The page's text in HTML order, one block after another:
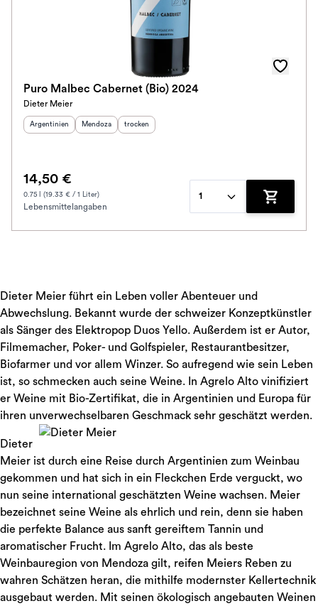
Puro Malbec Cabernet (Bio) 2024
Dieter Meier
Herkunftsland
Argentinien Herkunftsregion:
Mendoza Geschmack
trocken
14,50 €
0.75 l (19.33 € / 1 Liter)
Lebensmittelangaben
1
Zum
Dieter Meier führt ein Leben voller Abenteuer und
Abwechslung. Bekannt wurde der schweizer Konzeptkünstler
als Sänger des Elektropop Duos Yello. Außerdem ist er Autor,
Filmemacher, Poker- und Golfspieler, Restaurantbesitzer,
Biofarmer und vor allem Winzer. So aufregend wie sein Leben
ist, so schmecken auch seine Weine. In Agrelo Alto vinifiziert
er Weine mit Bio-Zertifikat, die in Argentinien und Europa für
ihren unverwechselbaren Geschmack sehr geschätzt werden.
Dieter
Meier ist durch eine Reise durch Argentinien zum Weinbau
gekommen und hat sich in ein Fleckchen Erde verguckt, wo
nun seine international geschätzten Weine wachsen. Meier
bezeichnet seine Weine als ehrlich und rein, denn sie haben
die perfekte Balance aus sanft gereiftem Tannin und
aromatischer Frucht. Im Agrelo Alto, das als beste
Weinbauregion von Mendoza gilt, reifen Meiers Reben zu
wahren Schätzen heran, die mithilfe modernster Kellertechnik
ausgebaut werden. Mit seinen ökologisch angebauten Weinen